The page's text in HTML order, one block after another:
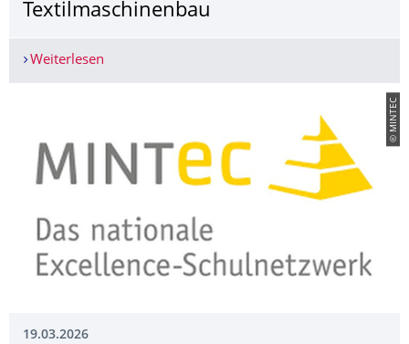
Textilmaschinenbau
Weiterlesen
© MINTEC
19.03.2026